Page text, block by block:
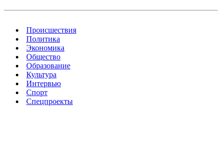
Происшествия
Политика
Экономика
Общество
Образование
Культура
Интервью
Спорт
Спецпроекты